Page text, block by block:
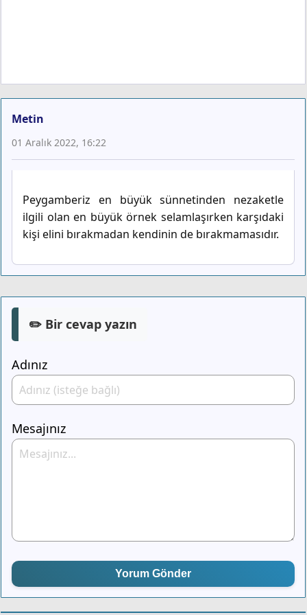
Metin
01 Aralık 2022, 16:22
Peygamberiz en büyük sünnetinden nezaketle
ilgili olan en büyük örnek selamlaşırken karşıdaki
kişi elini bırakmadan kendinin de bırakmamasıdır.
✏️ Bir cevap yazın
Adınız
Mesajınız
Yorum Gönder